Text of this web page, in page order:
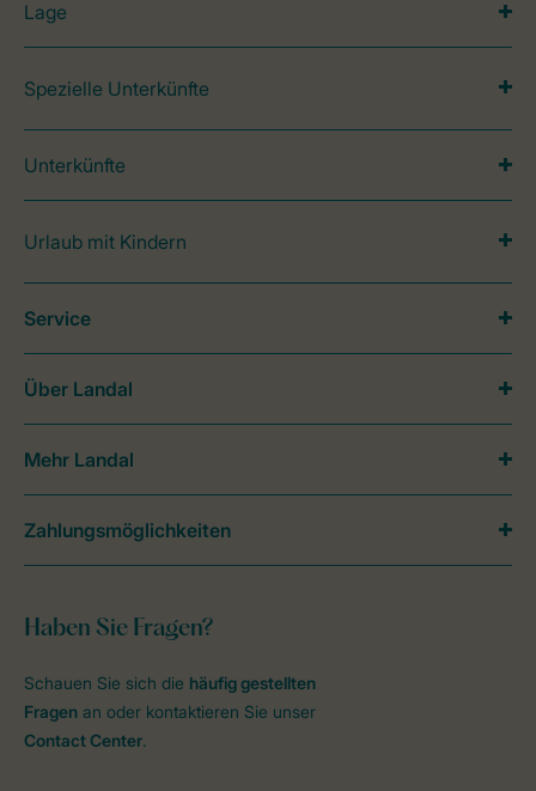
Lage
Spezielle Unterkünfte
Unterkünfte
Urlaub mit Kindern
Haben Sie Fragen?
Schauen Sie sich die häufig gestellten
Fragen an oder kontaktieren Sie unser
Contact Center.
Service
Über Landal
Mehr Landal
Zahlungsmöglichkeiten